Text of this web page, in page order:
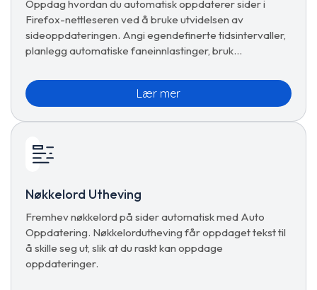
Oppdag hvordan du automatisk oppdaterer sider i
Firefox-nettleseren ved å bruke utvidelsen av
sideoppdateringen. Angi egendefinerte tidsintervaller,
planlegg automatiske faneinnlastinger, bruk
oppdateringsalternativer for sømløs surfing.
Lær mer
Nøkkelord Utheving
Fremhev nøkkelord på sider automatisk med Auto
Oppdatering. Nøkkelordutheving får oppdaget tekst til
å skille seg ut, slik at du raskt kan oppdage
oppdateringer.